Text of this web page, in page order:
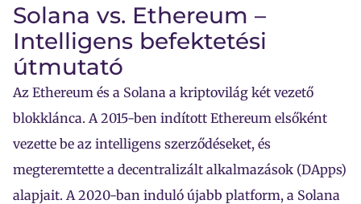
Solana vs. Ethereum –
Intelligens befektetési
útmutató
Az Ethereum és a Solana a kriptovilág két vezető
blokklánca. A 2015-ben indított Ethereum elsőként
vezette be az intelligens szerződéseket, és
megteremtette a decentralizált alkalmazások (DApps)
alapjait. A 2020-ban induló újabb platform, a Solana